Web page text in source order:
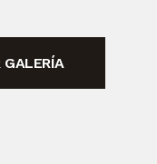
GALERÍA